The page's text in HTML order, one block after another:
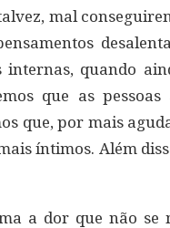
mal
quando
que as pessoas
que, por mais
íntimos. Além
a dor que não se